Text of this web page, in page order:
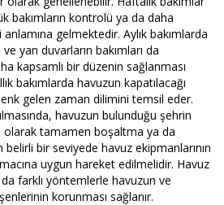
bakımların kontrolü ya da daha
anlamına gelmektedir. Aylık bakımlarda
yan duvarların bakımları da
kapsamlı bir düzenin sağlanması
bakımlarda havuzun kapatılacağı
gelen zaman dilimini temsil eder.
havuzun bulunduğu şehrin
olarak tamamen boşaltma ya da
bir seviyede havuz ekipmanlarının
uygun hareket edilmelidir. Havuz
farklı yöntemlerle havuzun ve
korunması sağlanır.